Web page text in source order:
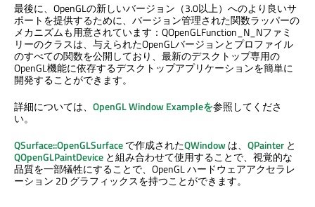
最後に、OpenGLの新しいバージョン（3.0以上）へのより良いサ
ポートを提供するために、バージョン管理された関数ラッパーの
メカニズムも用意されています：QOpenGLFunction_N_Nファミ
リーのクラスは、与えられたOpenGLバージョンとプロファイル
のすべての関数を公開しており、最新のデスクトップ専用の
OpenGL機能に依存するデスクトップアプリケーションを簡単に
開発することができます。
詳細については、 OpenGL Window Exampleを参照してくださ
い。
QSurface::OpenGLSurfaceで作成されたQWindowは、 QPainter と
QOpenGLPaintDevice と組み合わせて使用することで、視覚的な
品質を一部犠牲にすることで、OpenGL ハードウェアアクセラレ
ーション 2D グラフィックスを持つことができます。